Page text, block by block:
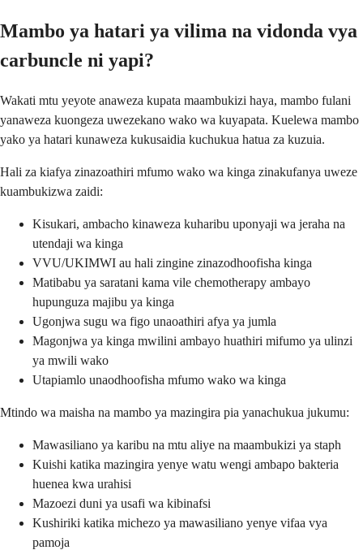
Mambo ya hatari ya vilima na vidonda vya
carbuncle ni yapi?
Wakati mtu yeyote anaweza kupata maambukizi haya, mambo fulani
yanaweza kuongeza uwezekano wako wa kuyapata. Kuelewa mambo
yako ya hatari kunaweza kukusaidia kuchukua hatua za kuzuia.
Hali za kiafya zinazoathiri mfumo wako wa kinga zinakufanya uweze
kuambukizwa zaidi:
Kisukari, ambacho kinaweza kuharibu uponyaji wa jeraha na
utendaji wa kinga
VVU/UKIMWI au hali zingine zinazodhoofisha kinga
Matibabu ya saratani kama vile chemotherapy ambayo
hupunguza majibu ya kinga
Ugonjwa sugu wa figo unaoathiri afya ya jumla
Magonjwa ya kinga mwilini ambayo huathiri mifumo ya ulinzi
ya mwili wako
Utapiamlo unaodhoofisha mfumo wako wa kinga
Mtindo wa maisha na mambo ya mazingira pia yanachukua jukumu:
Mawasiliano ya karibu na mtu aliye na maambukizi ya staph
Kuishi katika mazingira yenye watu wengi ambapo bakteria
huenea kwa urahisi
Mazoezi duni ya usafi wa kibinafsi
Kushiriki katika michezo ya mawasiliano yenye vifaa vya
pamoja